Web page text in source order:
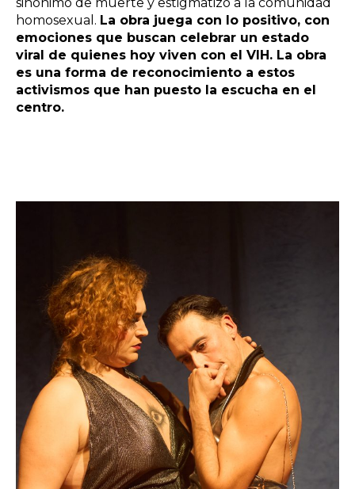
sinónimo de muerte y estigmatizó a la comunidad
homosexual. La obra juega con lo positivo, con
emociones que buscan celebrar un estado
viral de quienes hoy viven con el VIH. La obra
es una forma de reconocimiento a estos
activismos que han puesto la escucha en el
centro.